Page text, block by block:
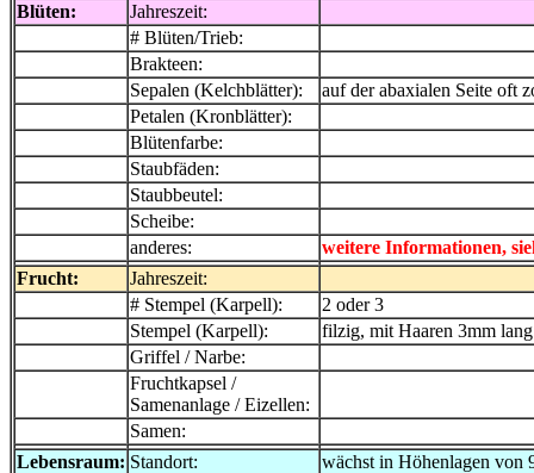
Blüten:
Jahreszeit:
# Blüten/Trieb:
Brakteen:
Sepalen (Kelchblätter):
auf der abaxialen Seite oft
Petalen (Kronblätter):
Blütenfarbe:
Staubfäden:
Staubbeutel:
Scheibe:
anderes:
weitere Informationen,
Frucht:
Jahreszeit:
# Stempel (Karpell):
2 oder 3
Stempel (Karpell):
filzig, mit Haaren 3mm lang
Griffel / Narbe:
Fruchtkapsel /
Samenanlage / Eizellen:
Samen:
Lebensraum: Standort:
wächst in Höhenlagen von